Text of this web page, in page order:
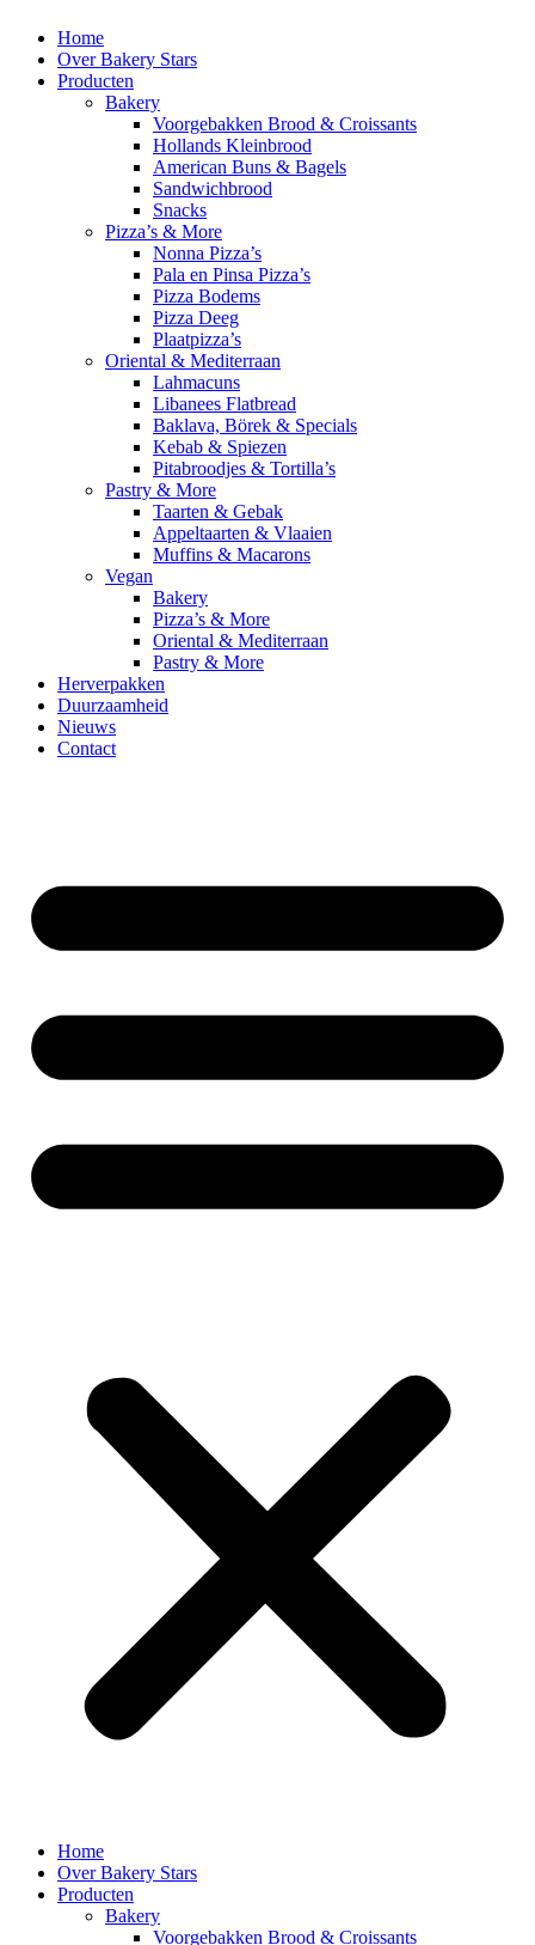
Home
Over Bakery Stars
Producten
Bakery
Voorgebakken Brood & Croissants
Hollands Kleinbrood
American Buns & Bagels
Sandwichbrood
Snacks
Pizza’s & More
Nonna Pizza’s
Pala en Pinsa Pizza’s
Pizza Bodems
Pizza Deeg
Plaatpizza’s
Oriental & Mediterraan
Lahmacuns
Libanees Flatbread
Baklava, Börek & Specials
Kebab & Spiezen
Pitabroodjes & Tortilla’s
Pastry & More
Taarten & Gebak
Appeltaarten & Vlaaien
Muffins & Macarons
Vegan
Bakery
Pizza’s & More
Oriental & Mediterraan
Pastry & More
Herverpakken
Duurzaamheid
Nieuws
Contact
Home
Over Bakery Stars
Producten
Bakery
Voorgebakken Brood & Croissants